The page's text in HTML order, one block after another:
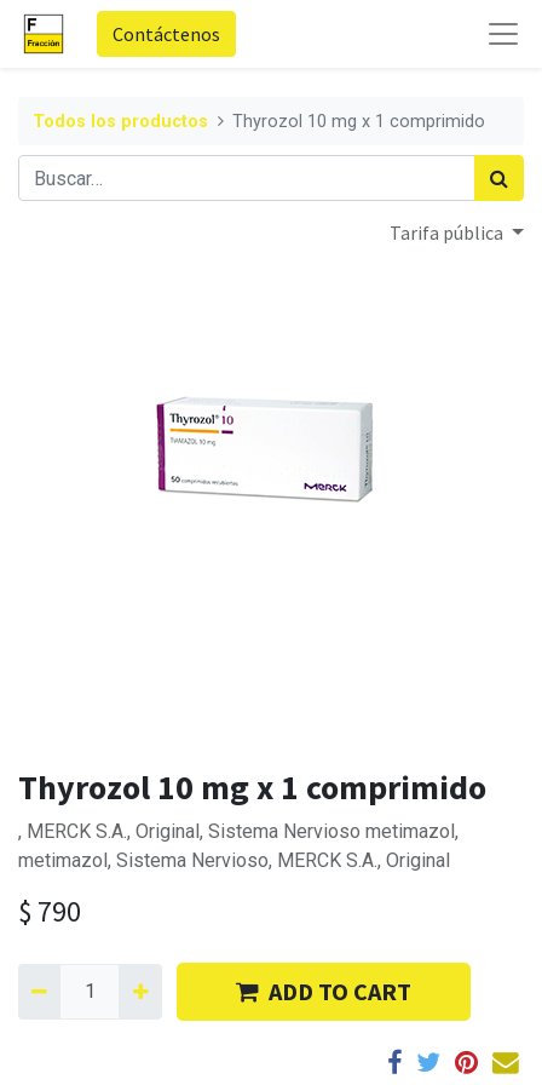
Contáctenos
Todos los productos Thyrozol 10 mg x 1 comprimido
Tarifa pública
Thyrozol 10 mg x 1 comprimido
, MERCK S.A., Original, Sistema Nervioso metimazol,
metimazol, Sistema Nervioso, MERCK S.A., Original
$ 790
ADD TO CART